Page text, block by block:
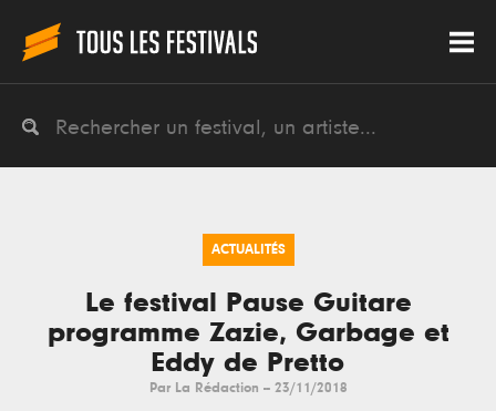
ACTUALITÉS
Le festival Pause Guitare
programme Zazie, Garbage et
Eddy de Pretto
Par La Rédaction -- 23/11/2018